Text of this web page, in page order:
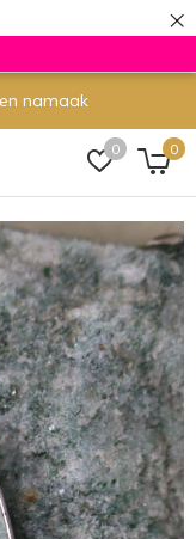
×
0 0
namaak